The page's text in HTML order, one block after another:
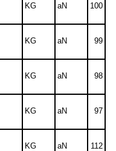
KG aN 100
KG aN 99
KG aN 98
KG aN 97
KG aN 112